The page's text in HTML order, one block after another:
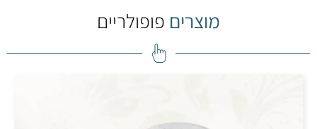
מוצרים פופולריים